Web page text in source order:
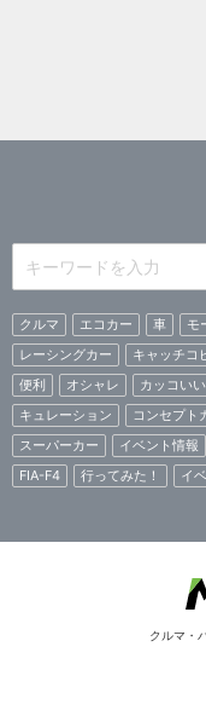
クルマ エコカー 車 モ
レーシングカー
キャッチコ
便利
オシャレ カッコいい
キュレーション
コンセプト
スーパーカー
イベント情報
FIA-F4
行ってみた！ イ
クルマ・